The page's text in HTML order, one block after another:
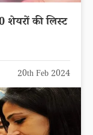
शेयरों की लिस्ट
20th Feb 2024